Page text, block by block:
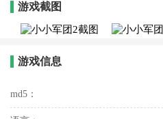
游戏截图
游戏信息
md5：